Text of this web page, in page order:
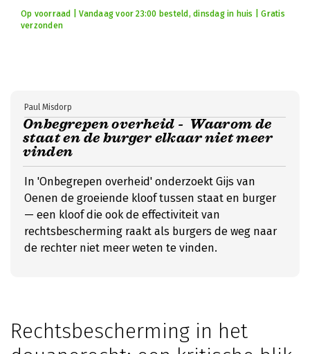
Op voorraad | Vandaag voor 23:00 besteld, dinsdag in huis | Gratis
verzonden
Onbegrepen overheid - Waarom de
staat en de burger elkaar niet meer
vinden
Paul Misdorp
In 'Onbegrepen overheid' onderzoekt Gijs van
Oenen de groeiende kloof tussen staat en burger
— een kloof die ook de effectiviteit van
rechtsbescherming raakt als burgers de weg naar
de rechter niet meer weten te vinden.
Rechtsbescherming in het